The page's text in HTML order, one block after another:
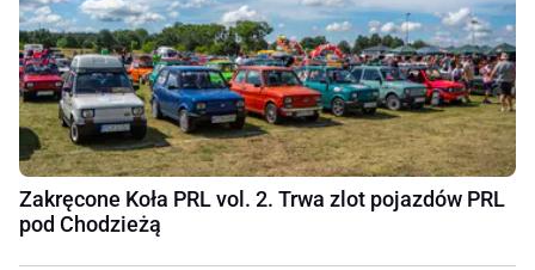
Zakręcone Koła PRL vol. 2. Trwa zlot pojazdów PRL
pod Chodzieżą